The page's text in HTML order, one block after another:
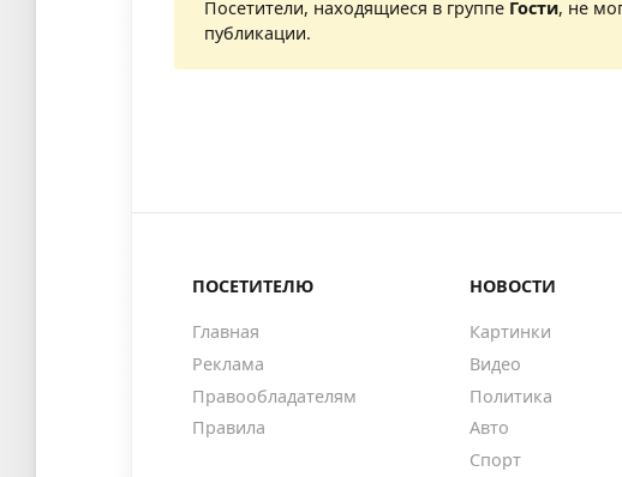
Посетители, находящиеся в группе Гости, не
публикации.
ПОСЕТИТЕЛЮ
Главная
Реклама
Правообладателям
Правила
НОВОСТИ
Картинки
Видео
Политика
Авто
Спорт